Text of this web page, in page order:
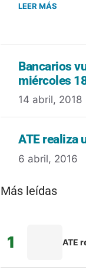
LEER MÁS
Bancarios
miércoles
14 abril, 2018
ATE realiza
6 abril, 2016
Más leídas
1 ATE